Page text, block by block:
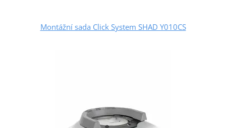
Montážní sada Click System SHAD Y010CS